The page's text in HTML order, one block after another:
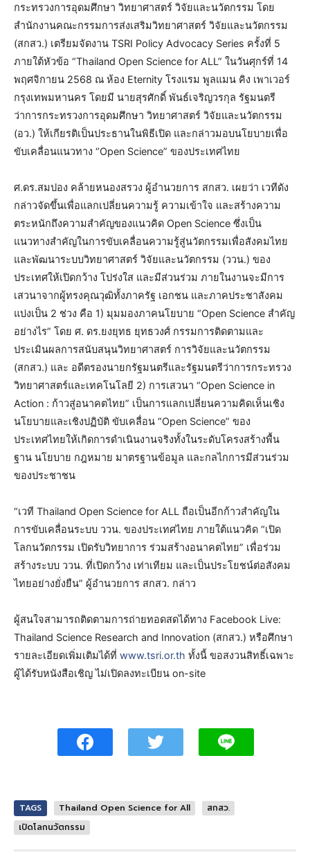
กระทรวงการอุดมศึกษา วิทยาศาสตร์ วิจัยและนวัตกรรม โดย
สำนักงานคณะกรรมการส่งเสริมวิทยาศาสตร์ วิจัยและนวัตกรรม
(สกสว.) เตรียมจัดงาน TSRI Policy Advocacy Series ครั้งที่ 5
ภายใต้หัวข้อ “Thailand Open Science for ALL” ในวันศุกร์ที่ 14
พฤศจิกายน 2568 ณ ห้อง Eternity โรงแรม พูลแมน คิง เพาเวอร์
กรุงเทพมหานคร โดยมี นายสุรศักดิ์ พันธ์เจริญวรกุล รัฐมนตรี
ว่าการกระทรวงการอุดมศึกษา วิทยาศาสตร์ วิจัยและนวัตกรรม
(อว.) ให้เกียรติเป็นประธานในพิธีเปิด และกล่าวมอบนโยบายเพื่อ
ขับเคลื่อนแนวทาง “Open Science” ของประเทศไทย
ศ.ดร.สมปอง คล้ายหนองสรวง ผู้อำนวยการ สกสว. เผยว่า เวทีดัง
กล่าวจัดขึ้นเพื่อแลกเปลี่ยนความรู้ ความเข้าใจ และสร้างความ
ตระหนักถึงความสำคัญของแนวคิด Open Science ซึ่งเป็น
แนวทางสำคัญในการขับเคลื่อนความรู้สู่นวัตกรรมเพื่อสังคมไทย
และพัฒนาระบบวิทยาศาสตร์ วิจัยและนวัตกรรม (ววน.) ของ
ประเทศให้เปิดกว้าง โปร่งใส และมีส่วนร่วม ภายในงานจะมีการ
เสวนาจากผู้ทรงคุณวุฒิทั้งภาครัฐ เอกชน และภาคประชาสังคม
แบ่งเป็น 2 ช่วง คือ 1) มุมมองภาคนโยบาย “Open Science สำคัญ
อย่างไร” โดย ศ. ดร.ยงยุทธ ยุทธวงศ์ กรรมการติดตามและ
ประเมินผลการสนับสนุนวิทยาศาสตร์ การวิจัยและนวัตกรรม
(สกสว.) และ อดีตรองนายกรัฐมนตรีและรัฐมนตรีว่าการกระทรวง
วิทยาศาสตร์และเทคโนโลยี 2) การเสวนา “Open Science in
Action : ก้าวสู่อนาคตไทย” เป็นการแลกเปลี่ยนความคิดเห็นเชิง
นโยบายและเชิงปฏิบัติ ขับเคลื่อน “Open Science” ของ
ประเทศไทยให้เกิดการดำเนินงานจริงทั้งในระดับโครงสร้างพื้น
ฐาน นโยบาย กฎหมาย มาตรฐานข้อมูล และกลไกการมีส่วนร่วม
ของประชาชน
“เวที Thailand Open Science for ALL ถือเป็นอีกก้าวสำคัญใน
การขับเคลื่อนระบบ ววน. ของประเทศไทย ภายใต้แนวคิด “เปิด
โลกนวัตกรรม เปิดรับวิทยาการ ร่วมสร้างอนาคตไทย” เพื่อร่วม
สร้างระบบ ววน. ที่เปิดกว้าง เท่าเทียม และเป็นประโยชน์ต่อสังคม
ไทยอย่างยั่งยืน” ผู้อำนวยการ สกสว. กล่าว
ผู้สนใจสามารถติดตามการถ่ายทอดสดได้ทาง Facebook Live:
Thailand Science Research and Innovation (สกสว.) หรือศึกษา
รายละเอียดเพิ่มเติมได้ที่ www.tsri.or.th ทั้งนี้ ขอสงวนสิทธิ์เฉพาะ
ผู้ได้รับหนังสือเชิญ ไม่เปิดลงทะเบียน on-site
TAGS Thailand Open Science for All
สกสว.
เปิดโลกนวัตกรรม